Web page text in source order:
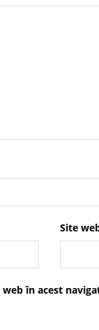
Site
în acest